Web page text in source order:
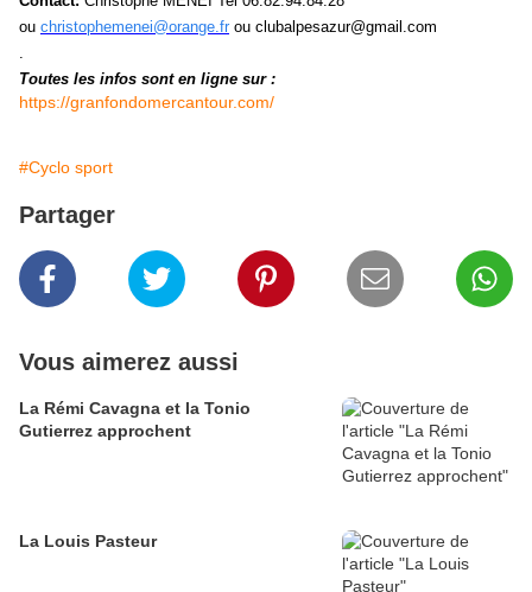
ou christophemenei@orange.fr ou clubalpesazur@gmail.com
.
Toutes les infos sont en ligne sur :
https://granfondomercantour.com/
#Cyclo sport
Partager
Vous aimerez aussi
La Rémi Cavagna et la Tonio
Gutierrez approchent
La Louis Pasteur